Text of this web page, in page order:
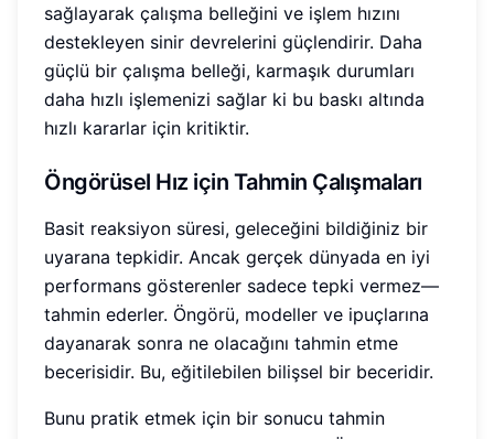
sağlayarak çalışma belleğini ve işlem hızını
destekleyen sinir devrelerini güçlendirir. Daha
güçlü bir çalışma belleği, karmaşık durumları
daha hızlı işlemenizi sağlar ki bu baskı altında
hızlı kararlar için kritiktir.
Öngörüsel Hız için Tahmin Çalışmaları
Basit reaksiyon süresi, geleceğini bildiğiniz bir
uyarana tepkidir. Ancak gerçek dünyada en iyi
performans gösterenler sadece tepki vermez—
tahmin ederler. Öngörü, modeller ve ipuçlarına
dayanarak sonra ne olacağını tahmin etme
becerisidir. Bu, eğitilebilen bilişsel bir beceridir.
Bunu pratik etmek için bir sonucu tahmin